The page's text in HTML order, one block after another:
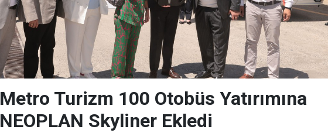
Metro Turizm 100 Otobüs Yatırımına
NEOPLAN Skyliner Ekledi